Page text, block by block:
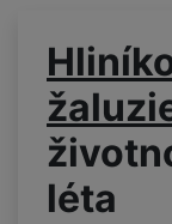
léta